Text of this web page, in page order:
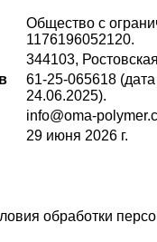
Общество с
1176196052120.
344103,
61-25-065618
24.06.2025).
info@oma-
29 июня 2026 г.
обработки